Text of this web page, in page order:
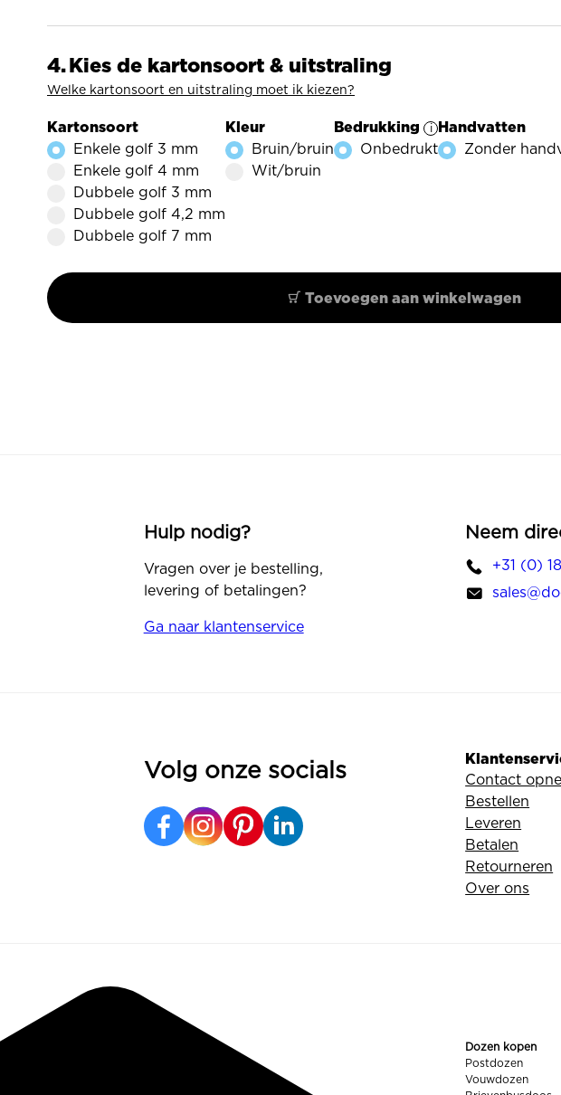
Kies de kartonsoort & uitstraling
Welke kartonsoort en uitstraling moet ik kiezen?
Kartonsoort
Enkele golf 3 mm
Enkele golf 4 mm
Dubbele golf 3 mm
Dubbele golf 4,2 mm
Dubbele golf 7 mm
Kleur
Bruin/bruin
Wit/bruin
Bedrukking
Onbedrukt
Handvatten
Zonder
Toevoegen aan winkelwagen
Hulp nodig?
Vragen over je bestelling,
levering of betalingen?
Ga naar klantenservice
Neem
+31 (0)
Volg onze socials
Contact
Bestellen
Leveren
Betalen
Retourneren
Over ons
Dozen kopen
Postdozen
Vouwdozen